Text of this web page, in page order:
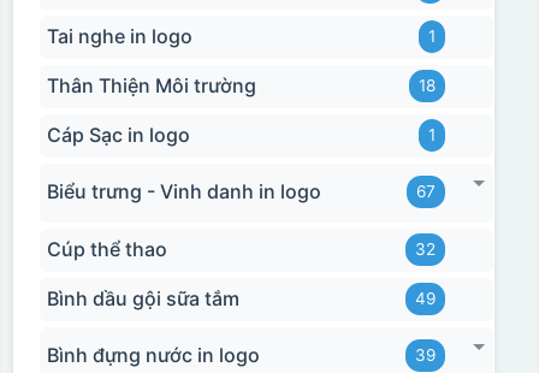
Tai nghe in logo 1
Thân Thiện Môi trường 18
Cáp Sạc in logo 1
Biểu trưng - Vinh danh in logo 67
Cúp thể thao 32
Bình dầu gội sữa tắm 49
Bình đựng nước in logo 39